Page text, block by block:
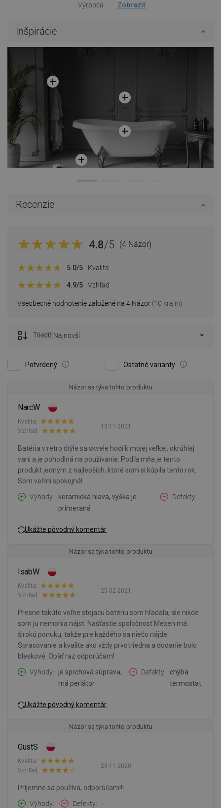
Výrobca Zobraziť
Inšpirácie
Recenzie
4.8/5 (4 Názor)
Všeobecné hodnotenie založené na 4 Názor (10 krajín)
5.0/5 Kvalita
4.9/5 Vzhľad
Potvrdený Ostatné varianty
Triediť:Najnovší
Názor sa týka tohto produktu
NarcW
13-11-2021
Kvalita:
Vzhľad:
Batéria v retro štýle sa skvele hodí k mojej veľkej, okrúhlej
vani a je pohodlná na používanie. Podľa mňa je tento
produkt jedným z najlepších, ktoré som si kúpila tento rok.
Som veľmi spokojná!
Výhody
keramická hlava, výška je
primeraná
Defekty -
Ukážte pôvodný komentár
Názor sa týka tohto produktu
IsabW
25-02-2021
Kvalita:
Vzhľad:
Presne takúto voľne stojacu batériu som hľadala, ale nikde
som ju nemohla nájsť. Našťastie spoločnosť Mexen má
širokú ponuku, takže pre každého sa niečo nájde.
Spracovanie a kvalita ako vždy prvotriedna a dodanie bolo
bleskové. Opäť raz odporúčam!
Výhody
je sprchová súprava,
má perlátor
Defekty
chýba
termostat
Ukážte pôvodný komentár
Názor sa týka tohto produktu
GustS
29-11-2020
Kvalita:
Vzhľad:
Príjemne sa používa, odporúčam!!!
Výhody
- Defekty -